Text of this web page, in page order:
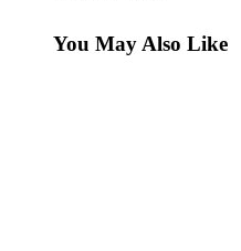
You May Also Like